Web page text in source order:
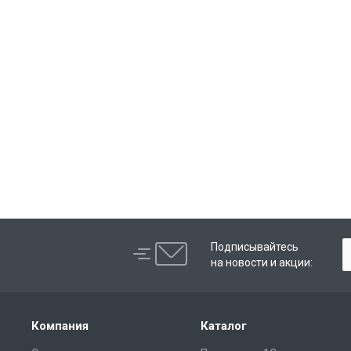
Подписывайтесь
на новости и акции:
Компания Каталог